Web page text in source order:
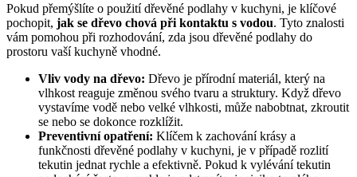
Pokud přemýšlíte o použití dřevěné podlahy v kuchyni, je klíčové
pochopit, jak se dřevo chová při kontaktu s vodou. Tyto znalosti
vám pomohou při rozhodování, zda jsou dřevěné podlahy do
prostoru vaší kuchyně vhodné.
Vliv vody na dřevo: Dřevo je přírodní materiál, který na
vlhkost reaguje změnou svého tvaru a struktury. Když dřevo
vystavíme vodě nebo velké vlhkosti, může nabobtnat, zkroutit
se nebo se dokonce rozklížit.
Preventivní opatření: Klíčem k zachování krásy a
funkčnosti dřevěné podlahy v kuchyni, je v případě rozlití
tekutin jednat rychle a efektivně. Pokud k vylévání tekutin